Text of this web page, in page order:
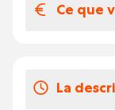
Ce que
UnLa